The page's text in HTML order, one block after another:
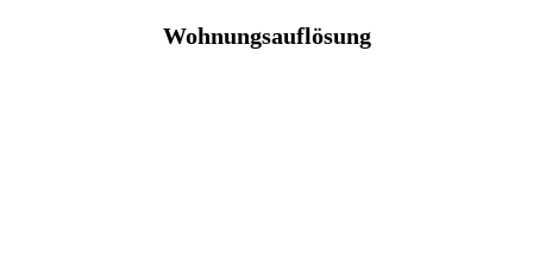
Wohnungsauflösung